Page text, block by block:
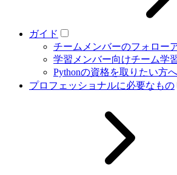
ガイド
チームメンバーのフォロー
学習メンバー向けチーム学
Pythonの資格を取りたい方へ
プロフェッショナルに必要なもの